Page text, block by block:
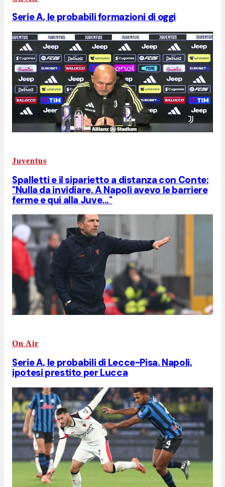
Serie A, le probabili formazioni di oggi
Juventus
Spalletti e il siparietto a distanza con Conte:
"Nulla da invidiare. A Napoli avevo le barriere
ferme e qui alla Juve..."
On Air
Serie A, le probabili di Lecce-Pisa. Napoli,
ipotesi prestito per Lucca